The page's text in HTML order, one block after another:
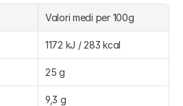
Valori medi per 100g
1172 kJ / 283 kcal
25 g
9,3 g